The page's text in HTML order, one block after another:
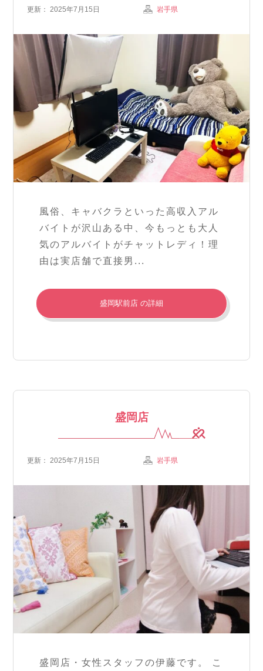
更新： 2025年7月15日 岩手県
風俗、キャバクラといった高収入アル
バイトが沢山ある中、今もっとも大人
気のアルバイトがチャットレディ！理
由は実店舗で直接男...
盛岡駅前店 の詳細
盛岡店
更新： 2025年7月15日 岩手県
盛岡店・女性スタッフの伊藤です。 こ